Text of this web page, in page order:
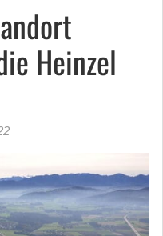
Heinzel